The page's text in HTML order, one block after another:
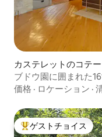
カステレットのコテ
ブドウ園に囲まれた
価格 · ロケーション ·
大好評のゲストチョ
ゲストチョイス